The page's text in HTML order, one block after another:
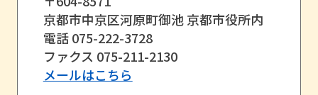
京都市中京区河原町御池 京都市役所内
電話 075-222-3728
ファクス 075-211-2130
メールはこちら